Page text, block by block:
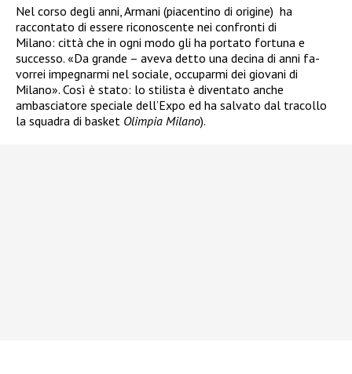
Nel corso degli anni, Armani (piacentino di origine) ha
raccontato di essere riconoscente nei confronti di
Milano: città che in ogni modo gli ha portato fortuna e
successo. «Da grande – aveva detto una decina di anni fa-
vorrei impegnarmi nel sociale, occuparmi dei giovani di
Milano». Così è stato: lo stilista è diventato anche
ambasciatore speciale dell’Expo ed ha salvato dal tracollo
la squadra di basket Olimpia Milano).